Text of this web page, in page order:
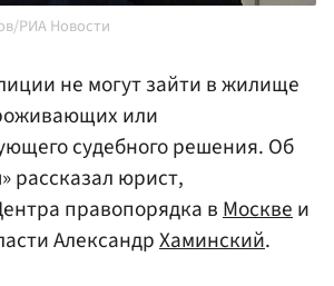
РИА Новости
не могут зайти в жилище
или
судебного решения. Об
рассказал юрист,
правопорядка вМосквеи
АлександрХаминский.